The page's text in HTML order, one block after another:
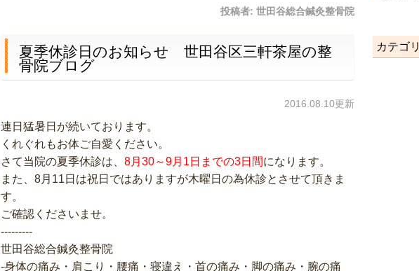
投稿者: 世田谷総合鍼灸整骨院
夏季休診日のお知らせ 世田谷区三軒茶屋の整
骨院ブログ
2016.08.10更新
連日猛暑日が続いております。
くれぐれもお体ご自愛ください。
さて当院の夏季休診は、 8月30～9月1日までの3日間になります。
また、8月11日は祝日ではありますが木曜日の為休診とさせて頂きま
す。
ご確認くださいませ。
---------
世田谷総合鍼灸整骨院
‐身体の痛み・肩こり・腰痛・寝違え・首の痛み・脚の痛み・腕の痛
カテゴリ